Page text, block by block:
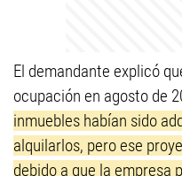
El demandante explicó
ocupación en agosto de
inmuebles habían sido
alquilarlos, pero ese
debido a que la empresa